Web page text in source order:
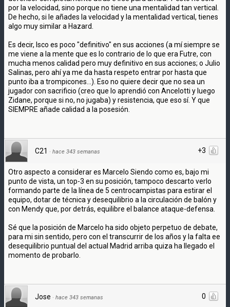
por la velocidad, sino porque no tiene una mentalidad tan vertical.
De hecho, si le añades la velocidad y la mentalidad vertical, tienes
algo muy similar a Hazard.
Es decir, Isco es poco "definitivo" en sus acciones (a mí siempre se
me viene a la mente que es lo contrario de lo que era Futre, con
mucha menos calidad pero muy definitivo en sus acciones; o Julio
Salinas, pero ahí ya me da hasta respeto entrar por hasta que
punto iba a trompicones...). Eso no quiere decir que no sea un
jugador con sacrificio (creo que lo aprendió con Ancelotti y luego
Zidane, porque si no, no jugaba) y resistencia, que eso sí. Y que
SIEMPRE añade calidad a la posesión.
+3
C21 · hace 343 semanas
Otro aspecto a considerar es Marcelo Siendo como es, bajo mi
punto de vista, un top-3 en su posición, tampoco descarto verlo
formando parte de la línea de 5 centrocampistas para estirar el
equipo, dotar de técnica y desequilibrio a la circulación de balón y
con Mendy que, por detrás, equilibre el balance ataque-defensa.
Sé que la posición de Marcelo ha sido objeto perpetuo de debate,
para mi sin sentido, pero con el transcurrir de los años y la falta ee
desequilibrio puntual del actual Madrid arriba quiza ha llegado el
momento de probarlo.
0
Jose · hace 343 semanas